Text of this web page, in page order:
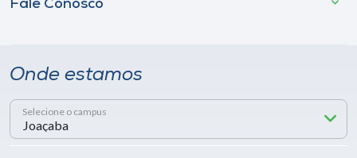
Fale Conosco
Onde estamos
Selecione o campus